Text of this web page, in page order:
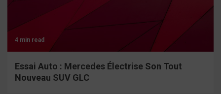
4 min read
Essai Auto : Mercedes Électrise Son Tout
Nouveau SUV GLC